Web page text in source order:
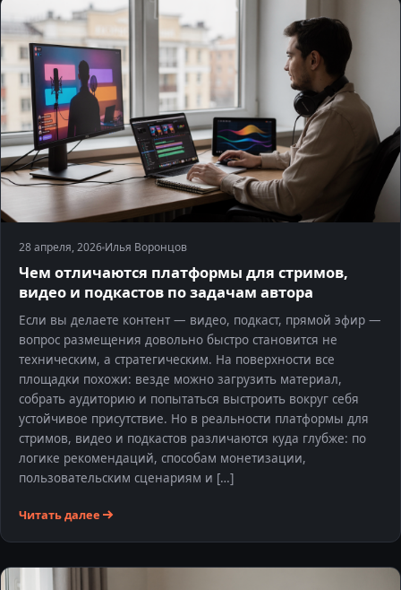
28 апреля, 2026Илья Воронцов
Чем отличаются платформы для стримов,
видео и подкастов по задачам автора
Если вы делаете контент — видео, подкаст, прямой эфир —
вопрос размещения довольно быстро становится не
техническим, а стратегическим. На поверхности все
площадки похожи: везде можно загрузить материал,
собрать аудиторию и попытаться выстроить вокруг себя
устойчивое присутствие. Но в реальности платформы для
стримов, видео и подкастов различаются куда глубже: по
логике рекомендаций, способам монетизации,
пользовательским сценариям и […]
Читать далее